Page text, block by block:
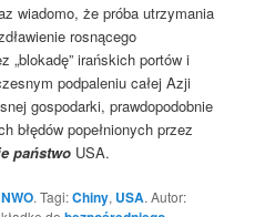
wiadomo, że próba utrzymania
rosnącego
„blokadę” irańskich portów i
podpaleniu całej Azji
gospodarki, prawdopodobnie
błędów popełnionych przez
państwo USA.
. Tagi:Chiny, USA. Autor: